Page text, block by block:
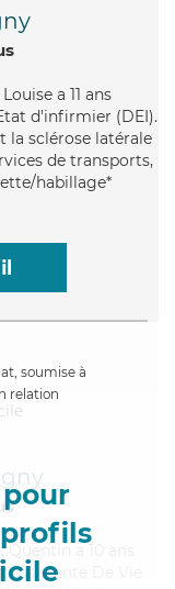
a 11 ans
d'infirmier (DEI).
la sclérose latérale
de transports,
habillage*
soumise à
relation
a 10 ans
De Vie